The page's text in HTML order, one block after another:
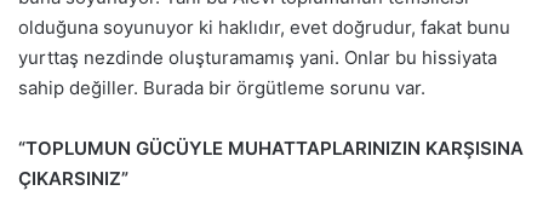
olduğuna soyunuyor ki haklıdır, evet doğrudur, fakat bunu
yurttaş nezdinde oluşturamamış yani. Onlar bu hissiyata
sahip değiller. Burada bir örgütleme sorunu var.
“TOPLUMUN GÜCÜYLE MUHATTAPLARINIZIN KARŞISINA
ÇIKARSINIZ”